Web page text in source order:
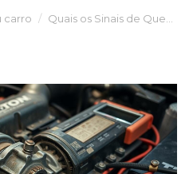
carro Quais os Sinais de Que…